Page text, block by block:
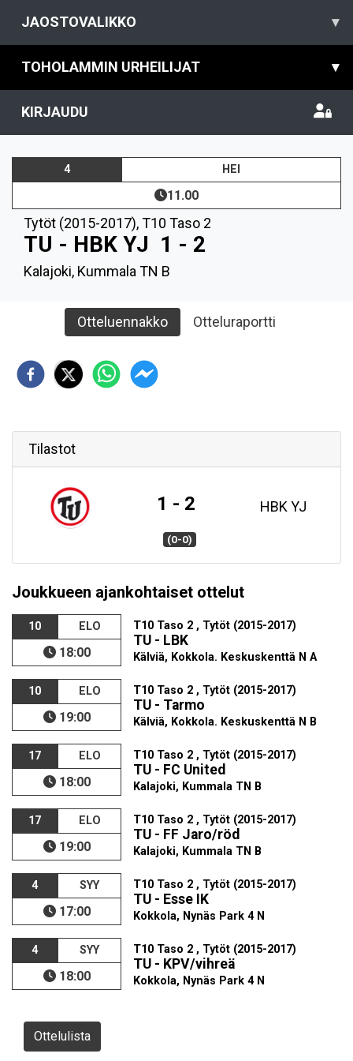
JAOSTOVALIKKO ▾
TOHOLAMMIN URHEILIJAT ▾
KIRJAUDU
4 HEI
11.00
Tytöt (2015-2017),T10 Taso 2
TU - HBK YJ 1 - 2
Kalajoki, Kummala TN B
Otteluennakko Otteluraportti
Tilastot
1 - 2 HBK YJ
(0-0)
Joukkueen ajankohtaiset ottelut
10 ELO
18:00
T10 Taso 2 , Tytöt (2015-2017)
TU - LBK
Kälviä, Kokkola. Keskuskenttä N A
10 ELO
19:00
T10 Taso 2 , Tytöt (2015-2017)
TU - Tarmo
Kälviä, Kokkola. Keskuskenttä N B
17 ELO
18:00
T10 Taso 2 , Tytöt (2015-2017)
TU - FC United
Kalajoki, Kummala TN B
17 ELO
19:00
T10 Taso 2 , Tytöt (2015-2017)
TU - FF Jaro/röd
Kalajoki, Kummala TN B
4 SYY
17:00
T10 Taso 2 , Tytöt (2015-2017)
TU - Esse IK
Kokkola, Nynäs Park 4 N
4 SYY
18:00
T10 Taso 2 , Tytöt (2015-2017)
TU - KPV/vihreä
Kokkola, Nynäs Park 4 N
Ottelulista